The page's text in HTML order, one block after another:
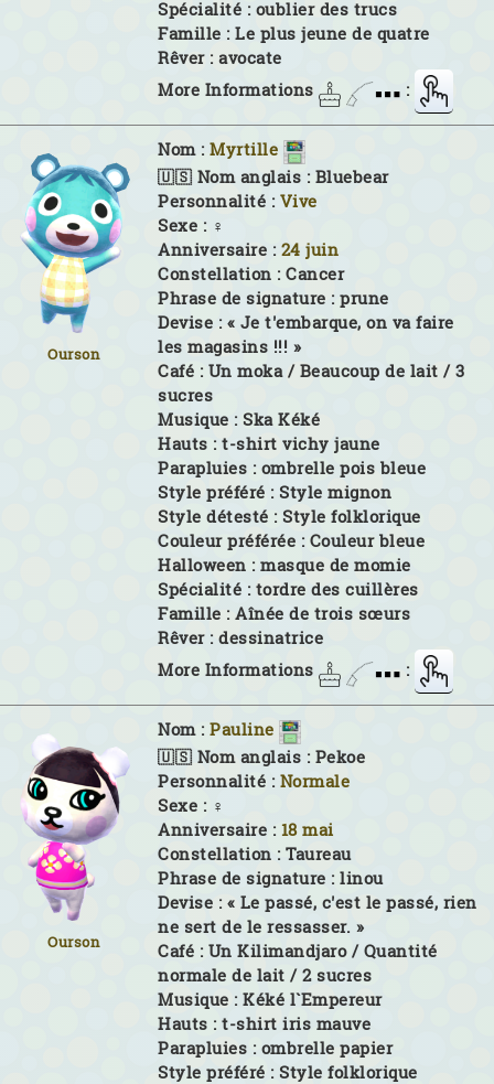
Spécialité : oublier des trucs
Famille : Le plus jeune de quatre
Rêver : avocate
More Informations
:
Ourson
Nom : Myrtille
🇺🇸 Nom anglais : Bluebear
Personnalité : Vive
Sexe : ♀
Anniversaire : 24 juin
Constellation : Cancer
Phrase de signature : prune
Devise : « Je t'embarque, on va faire
les magasins !!! »
Café : Un moka / Beaucoup de lait / 3
sucres
Musique : Ska Kéké
Hauts : t-shirt vichy jaune
Parapluies : ombrelle pois bleue
Style préféré : Style mignon
Style détesté : Style folklorique
Couleur préférée : Couleur bleue
Halloween : masque de momie
Spécialité : tordre des cuillères
Famille : Aînée de trois sœurs
Rêver : dessinatrice
More Informations
:
Ourson
Nom : Pauline
🇺🇸 Nom anglais : Pekoe
Personnalité : Normale
Sexe : ♀
Anniversaire : 18 mai
Constellation : Taureau
Phrase de signature : linou
Devise : « Le passé, c'est le passé, rien
ne sert de le ressasser. »
Café : Un Kilimandjaro / Quantité
normale de lait / 2 sucres
Musique : Kéké l`Empereur
Hauts : t-shirt iris mauve
Parapluies : ombrelle papier
Style préféré : Style folklorique